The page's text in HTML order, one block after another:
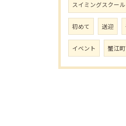
スイミングスクール
初めて 送迎
イベント 蟹江町